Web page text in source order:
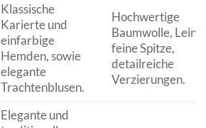
Klassische
Karierte und
einfarbige
Hemden, sowie
elegante
Trachtenblusen.
Hochwertige
Baumwolle,
feine Spitze,
detailreiche
Verzierungen.
Elegante und